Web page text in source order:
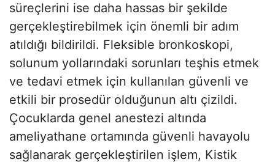
süreçlerini ise daha hassas bir şekilde
gerçekleştirebilmek için önemli bir adım
atıldığı bildirildi. Fleksible bronkoskopi,
solunum yollarındaki sorunları teşhis etmek
ve tedavi etmek için kullanılan güvenli ve
etkili bir prosedür olduğunun altı çizildi.
Çocuklarda genel anestezi altında
ameliyathane ortamında güvenli havayolu
sağlanarak gerçekleştirilen işlem, Kistik